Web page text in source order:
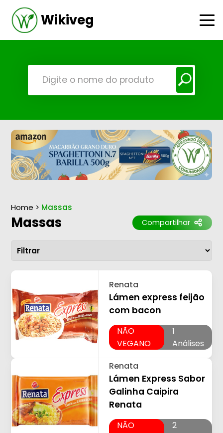
Wikiveg
Home > Massas
Massas Compartilhar
Renata
Lámen express feijão
com bacon
NÃO
VEGANO
1
Análises
Renata
Lámen Express Sabor
Galinha Caipira
Renata
NÃO
2